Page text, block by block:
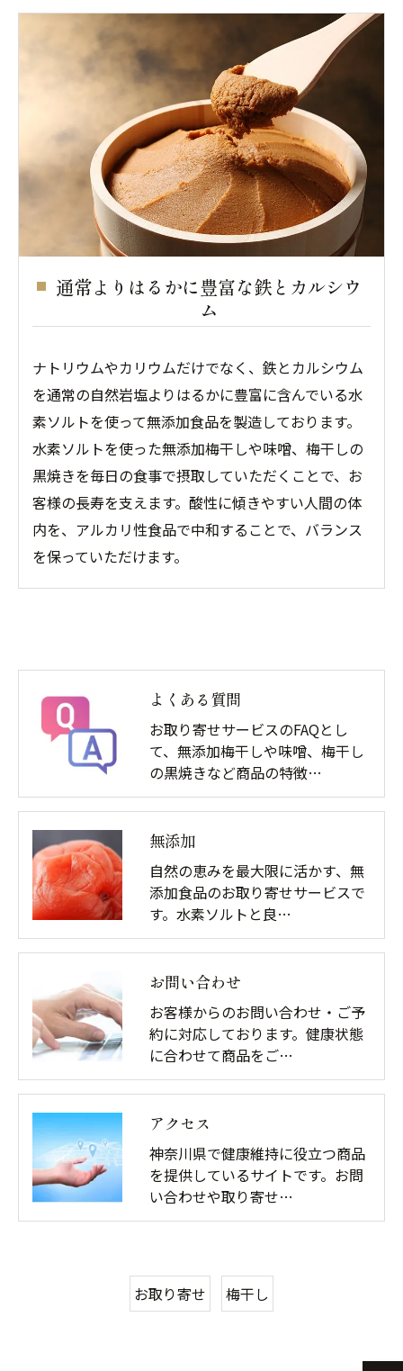
通常よりはるかに豊富な鉄とカルシウ
ム
ナトリウムやカリウムだけでなく、鉄とカルシウム
を通常の自然岩塩よりはるかに豊富に含んでいる水
素ソルトを使って無添加食品を製造しております。
水素ソルトを使った無添加梅干しや味噌、梅干しの
黒焼きを毎日の食事で摂取していただくことで、お
客様の長寿を支えます。酸性に傾きやすい人間の体
内を、アルカリ性食品で中和することで、バランス
を保っていただけます。
よくある質問
お取り寄せサービスのFAQとし
て、無添加梅干しや味噌、梅干し
の黒焼きなど商品の特徴…
無添加
自然の恵みを最大限に活かす、無
添加食品のお取り寄せサービスで
す。水素ソルトと良…
お問い合わせ
お客様からのお問い合わせ・ご予
約に対応しております。健康状態
に合わせて商品をご…
アクセス
神奈川県で健康維持に役立つ商品
を提供しているサイトです。お問
い合わせや取り寄せ…
お取り寄せ 梅干し